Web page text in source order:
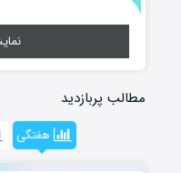
مطالب پربازدید
هفتگی